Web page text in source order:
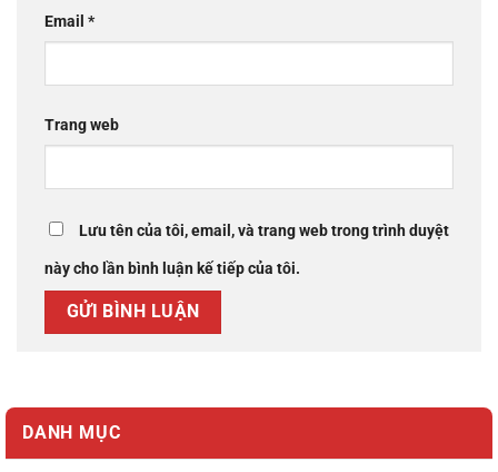
DANH MỤC
Email *
Trang web
Lưu tên của tôi, email, và trang web trong trình duyệt
này cho lần bình luận kế tiếp của tôi.